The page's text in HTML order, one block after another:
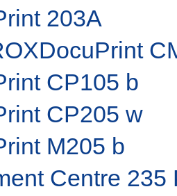
203A
CP105 b
CP205 w
M205 b
Centre 235